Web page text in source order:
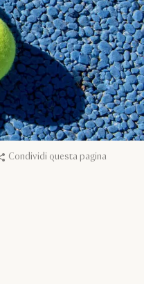
Condividi questa pagina